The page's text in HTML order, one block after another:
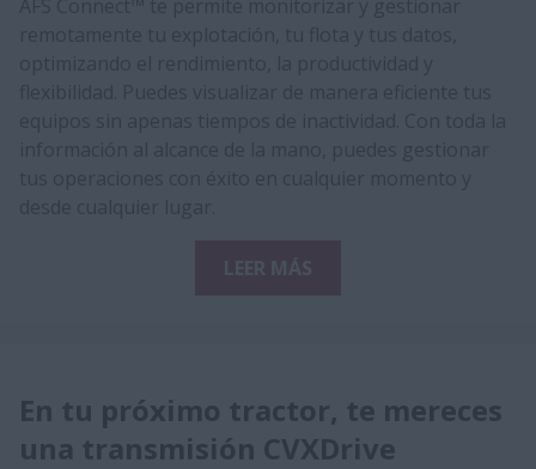
​​​​​​​En tu próximo tractor, te mereces
una transmisión CVXDrive​​